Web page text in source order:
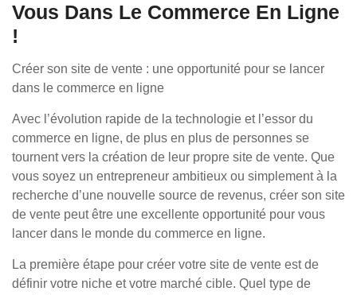
Vous Dans Le Commerce En Ligne
!
Créer son site de vente : une opportunité pour se lancer
dans le commerce en ligne
Avec l’évolution rapide de la technologie et l’essor du
commerce en ligne, de plus en plus de personnes se
tournent vers la création de leur propre site de vente. Que
vous soyez un entrepreneur ambitieux ou simplement à la
recherche d’une nouvelle source de revenus, créer son site
de vente peut être une excellente opportunité pour vous
lancer dans le monde du commerce en ligne.
La première étape pour créer votre site de vente est de
définir votre niche et votre marché cible. Quel type de